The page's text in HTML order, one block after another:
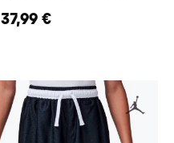
37,99 €